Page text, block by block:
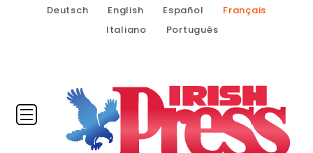
Deutsch English Español
Français
Italiano
Português